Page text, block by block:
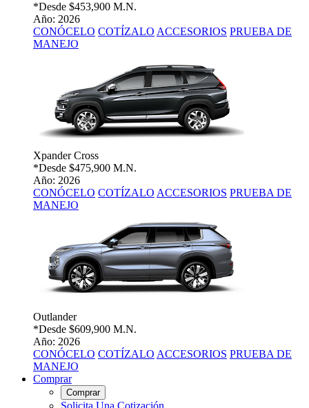
*Desde $453,900 M.N.
Año: 2026
CONÓCELO COTÍZALO ACCESORIOS PRUEBA DE
MANEJO
Xpander Cross
*Desde $475,900 M.N.
Año: 2026
CONÓCELO COTÍZALO ACCESORIOS PRUEBA DE
MANEJO
Outlander
*Desde $609,900 M.N.
Año: 2026
CONÓCELO COTÍZALO ACCESORIOS PRUEBA DE
MANEJO
Comprar
Comprar